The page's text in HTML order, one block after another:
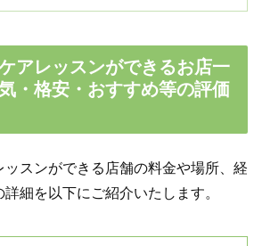
アレッスンができるお店一
・格安・おすすめ等の評価
ッスンができる店舗の料金や場所、経
細を以下にご紹介いたします。